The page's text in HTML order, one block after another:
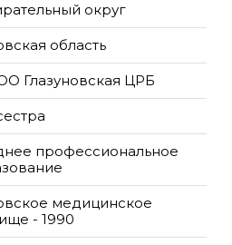
округ
область
Глазуновская ЦРБ
профессиональное
медицинское
- 1990